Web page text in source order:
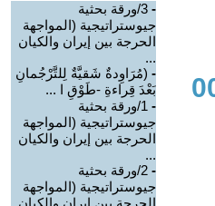
-
3/ورقة بحثية
جيوستراتيجية (المواجهة
الحرجة بين إيران والكيان
...
- (مُرَاوِدةٌ شَقيَّةٌ لِلتَّرْجُمانِ
بَعْدَ قِراءةِ -طَوْقِ ا ...
-
1/ورقة بحثية
جيوستراتيجية (المواجهة
الحرجة بين إيران والكيان
...
-
2/ورقة بحثية
جيوستراتيجية (المواجهة
الحرجة بين إيران والكيان